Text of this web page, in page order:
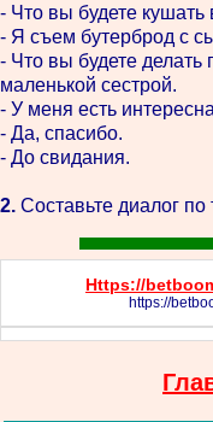
- Что вы будете кушать
- Я съем бутерброд с
- Что вы будете
маленькой сестрой.
- У меня есть
- Да, спасибо.
- До свидания.
2. Составьте диалог по
Https://
https://